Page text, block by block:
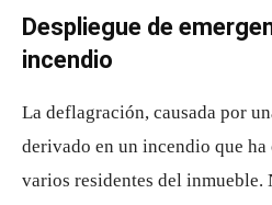
Despliegue de
incendio
La deflagración, causada por
derivado en un incendio que
varios residentes del inmueble.